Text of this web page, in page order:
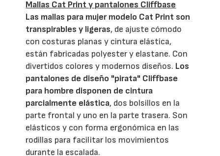
Mallas Cat Print y pantalones Cliffbase
Las mallas para mujer modelo Cat Print son
transpirables y ligeras, de ajuste cómodo
con costuras planas y cintura elástica,
están fabricadas polyester y elastane. Con
divertidos colores y modernos diseños. Los
pantalones de diseño "pirata" Cliffbase
para hombre disponen de cintura
parcialmente elástica, dos bolsillos en la
parte frontal y uno en la parte trasera. Son
elásticos y con forma ergonómica en las
rodillas para facilitar los movimientos
durante la escalada.